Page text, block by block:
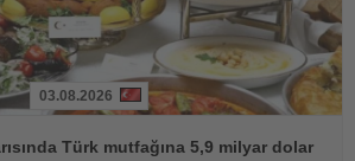
03.08.2026
Türk mutfağına 5,9 milyar dolar